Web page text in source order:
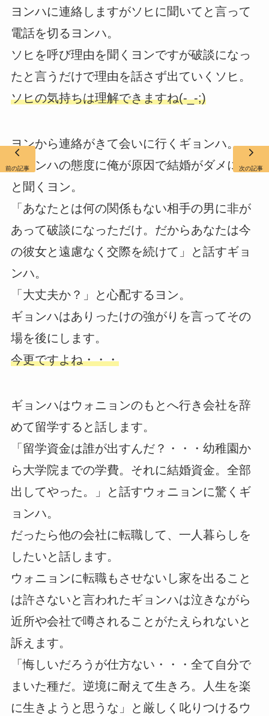
ヨンハに連絡しますがソヒに聞いてと言って
電話を切るヨンハ。
ソヒを呼び理由を聞くヨンですが破談になっ
たと言うだけで理由を話さず出ていくソヒ。
ソヒの気持ちは理解できますね(-_-;)
ヨンから連絡がきて会いに行くギョンハ。
ギョンハの態度に俺が原因で結婚がダメに？
と聞くヨン。
「あなたとは何の関係もない相手の男に非が
あって破談になっただけ。だからあなたは今
の彼女と遠慮なく交際を続けて」と話すギョ
ンハ。
「大丈夫か？」と心配するヨン。
ギョンハはありったけの強がりを言ってその
場を後にします。
今更ですよね・・・
ギョンハはウォニョンのもとへ行き会社を辞
めて留学すると話します。
「留学資金は誰が出すんだ？・・・幼稚園か
ら大学院までの学費。それに結婚資金。全部
出してやった。」と話すウォニョンに驚くギ
ョンハ。
だったら他の会社に転職して、一人暮らしを
したいと話します。
ウォニョンに転職もさせないし家を出ること
は許さないと言われたギョンハは泣きながら
近所や会社で噂されることがたえられないと
訴えます。
「悔しいだろうが仕方ない・・・全て自分で
まいた種だ。逆境に耐えて生きろ。人生を楽
に生きようと思うな」と厳しく叱りつけるウ
前の記事 次の記事